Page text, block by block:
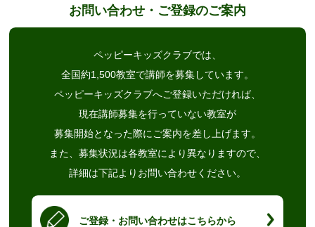
お問い合わせ・ご登録のご案内
ペッピーキッズクラブでは、
全国約1,500教室で講師を募集しています。
ペッピーキッズクラブへご登録いただければ、
現在講師募集を行っていない教室が
募集開始となった際にご案内を差し上げます。
また、募集状況は各教室により異なりますので、
詳細は下記よりお問い合わせください。
ご登録・お問い合わせはこちらから